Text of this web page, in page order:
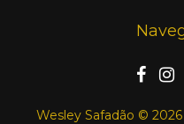
Wesley Safadão ©